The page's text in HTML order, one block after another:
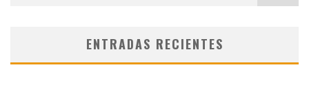
ENTRADAS RECIENTES